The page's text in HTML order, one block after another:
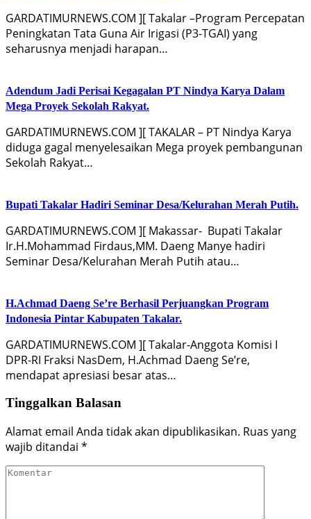
GARDATIMURNEWS.COM ][ Takalar –Program Percepatan
Peningkatan Tata Guna Air Irigasi (P3-TGAI) yang
seharusnya menjadi harapan…
Adendum Jadi Perisai Kegagalan PT Nindya Karya Dalam
Mega Proyek Sekolah Rakyat.
GARDATIMURNEWS.COM ][ TAKALAR – PT Nindya Karya
diduga gagal menyelesaikan Mega proyek pembangunan
Sekolah Rakyat…
Bupati Takalar Hadiri Seminar Desa/Kelurahan Merah Putih.
GARDATIMURNEWS.COM ][ Makassar-‍ Bupati Takalar
Ir.H.Mohammad Firdaus,MM. Daeng Manye hadiri
Seminar Desa/Kelurahan Merah Putih atau…
H.Achmad Daeng Se’re Berhasil Perjuangkan Program
Indonesia Pintar Kabupaten Takalar.
GARDATIMURNEWS.COM ][ Takalar-Anggota Komisi I
DPR-RI Fraksi NasDem, H.Achmad Daeng Se’re,
mendapat apresiasi besar atas…
Tinggalkan Balasan
Alamat email Anda tidak akan dipublikasikan. Ruas yang
wajib ditandai *